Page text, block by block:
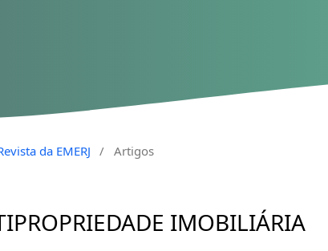
da EMERJ / Artigos
IMOBILIÁRIA